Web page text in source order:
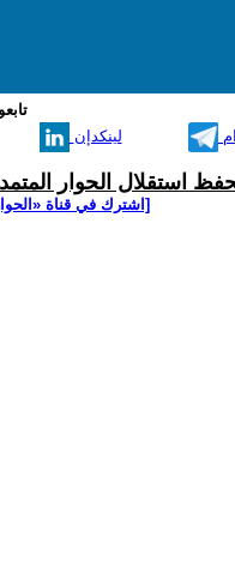
لينكدإن
استقلال الحوار
[اشترك في قناة